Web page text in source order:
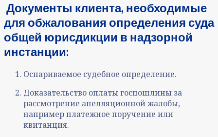
Документы клиента, необходимые
для обжалования определения суда
общей юрисдикции в надзорной
инстанции:
Оспариваемое судебное определение.
Доказательство оплаты госпошлины за
рассмотрение апелляционной жалобы,
например платежное поручение или
квитанция.